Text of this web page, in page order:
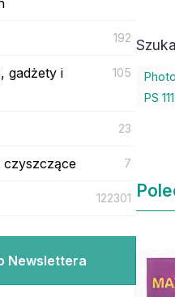
192
gadżety i
105
23
7
122301
Newslettera
PS